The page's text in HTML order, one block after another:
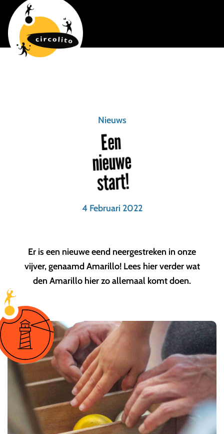
Nieuws
Een
nieuwe
start!
4 Februari 2022
Er is een nieuwe eend neergestreken in onze
vijver, genaamd Amarillo! Lees hier verder wat
den Amarillo hier zo allemaal komt doen.